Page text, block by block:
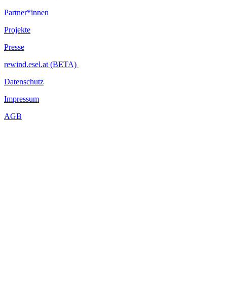
Partner*innen
Projekte
Presse
rewind.esel.at (BETA)
Datenschutz
Impressum
AGB